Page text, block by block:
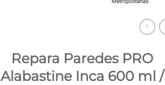
Repara Paredes PRO
Alabastine Inca 600 ml /